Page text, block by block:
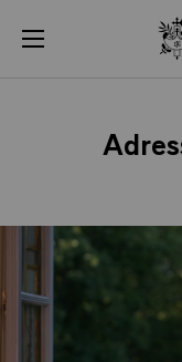
menu
Panneau de gestion